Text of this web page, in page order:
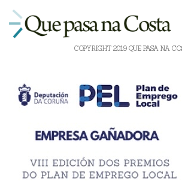
COPYRIGHT 2019 QUE PASA NA